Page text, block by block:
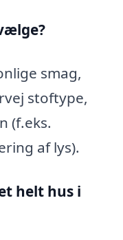
smag,
stoftype,
(f.eks.
af lys).
helt hus i